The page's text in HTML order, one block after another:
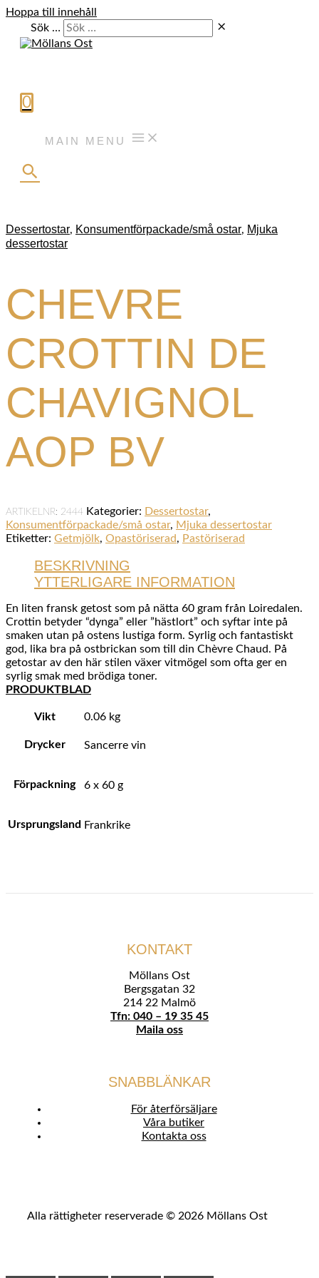
Hoppa till innehåll
Sök …
0
MAIN MENU
Dessertostar, Konsumentförpackade/små ostar, Mjuka
dessertostar
CHEVRE
CROTTIN DE
CHAVIGNOL
AOP BV
ARTIKELNR: 2444 Kategorier: Dessertostar,
Konsumentförpackade/små ostar, Mjuka dessertostar
Etiketter: Getmjölk, Opastöriserad, Pastöriserad
BESKRIVNING
YTTERLIGARE INFORMATION
En liten fransk getost som på nätta 60 gram från Loiredalen.
Crottin betyder “dynga” eller ”hästlort” och syftar inte på
smaken utan på ostens lustiga form. Syrlig och fantastiskt
god, lika bra på ostbrickan som till din Chèvre Chaud. På
getostar av den här stilen växer vitmögel som ofta ger en
syrlig smak med brödiga toner.
PRODUKTBLAD
Vikt 0.06 kg
Drycker Sancerre vin
Förpackning 6 x 60 g
Ursprungsland Frankrike
KONTAKT
Möllans Ost
Bergsgatan 32
214 22 Malmö
Tfn: 040 – 19 35 45
Maila oss
SNABBLÄNKAR
För återförsäljare
Våra butiker
Kontakta oss
Alla rättigheter reserverade © 2026 Möllans Ost